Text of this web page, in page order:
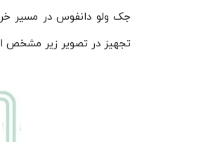
جک ولو دانفوس در مسیر
تجهیز در تصویر زیر